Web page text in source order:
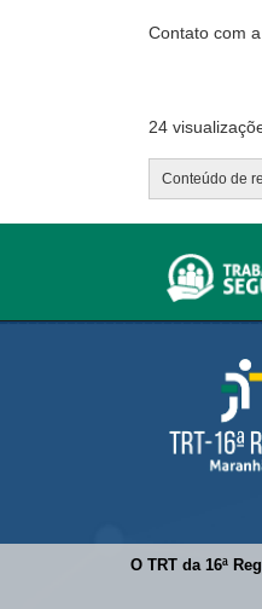
O TRT da 16ª
Contato com
24
Conteúdo de